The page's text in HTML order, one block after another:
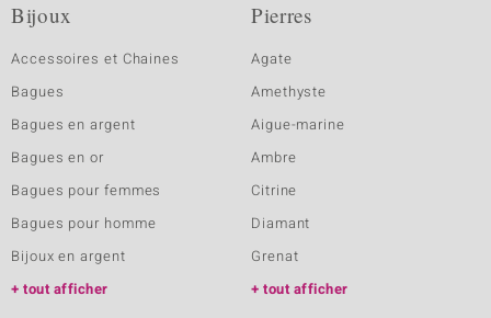
Bijoux
Accessoires et Chaines
Bagues
Bagues en argent
Bagues en or
Bagues pour femmes
Bagues pour homme
Bijoux en argent
tout afficher
Pierres
Agate
Amethyste
Aigue-marine
Ambre
Citrine
Diamant
Grenat
tout afficher